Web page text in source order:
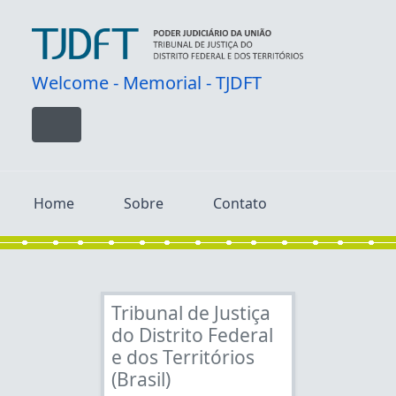
Welcome - Memorial - TJDFT
Toggle navigation
Home Sobre Contato
Tribunal de Justiça
do Distrito Federal
e dos Territórios
(Brasil)
[Fonds] TJDFT - Fundo TJDFT